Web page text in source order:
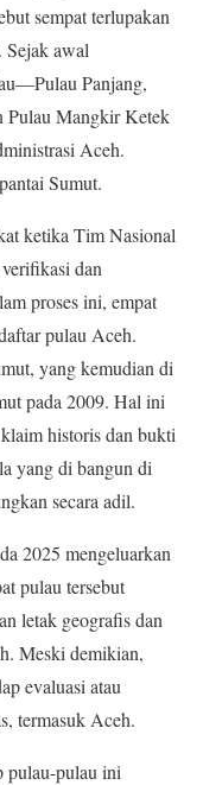
sempat terlupakan
Sejak awal
Panjang,
Pulau Mangkir Ketek
Aceh.
Sumut.
ketika Tim Nasional
dan
proses ini, empat
pulau Aceh.
yang kemudian di
pada 2009. Hal ini
historis dan bukti
yang di bangun di
secara adil.
2025 mengeluarkan
pulau tersebut
letak geografis dan
Meski demikian,
evaluasi atau
termasuk Aceh.
pulau-pulau ini